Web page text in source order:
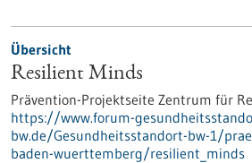
Übersicht
Resilient Minds
Prävention-Projektseite Zentrum für
https://www.forum-
bw.de/Gesundheitsstandort-bw-1/
baden-wuerttemberg/resilient_minds